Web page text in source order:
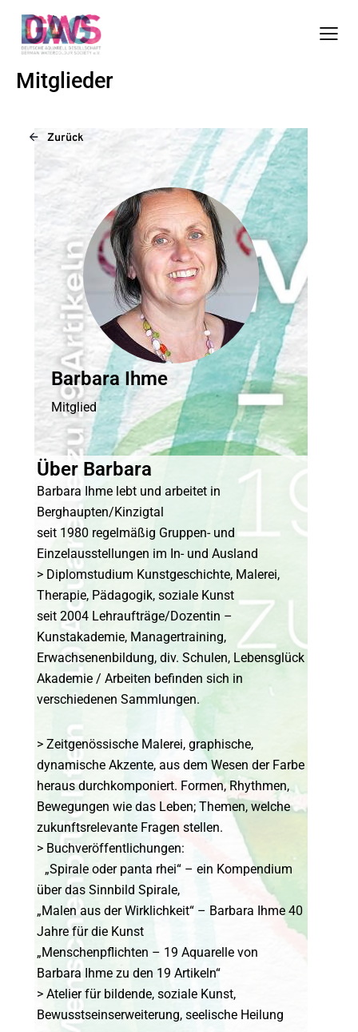
Mitglieder
Zurück
Barbara Ihme
Mitglied
Über Barbara
Barbara Ihme lebt und arbeitet in
Berghaupten/Kinzigtal
seit 1980 regelmäßig Gruppen- und
Einzelausstellungen im In- und Ausland
> Diplomstudium Kunstgeschichte, Malerei,
Therapie, Pädagogik, soziale Kunst
seit 2004 Lehraufträge/Dozentin –
Kunstakademie, Managertraining,
Erwachsenenbildung, div. Schulen, Lebensglück
Akademie / Arbeiten befinden sich in
verschiedenen Sammlungen.
> Zeitgenössische Malerei, graphische,
dynamische Akzente, aus dem Wesen der Farbe
heraus durchkomponiert. Formen, Rhythmen,
Bewegungen wie das Leben; Themen, welche
zukunftsrelevante Fragen stellen.
> Buchveröffentlichungen:
„Spirale oder panta rhei“ – ein Kompendium
über das Sinnbild Spirale,
„Malen aus der Wirklichkeit“ – Barbara Ihme 40
Jahre für die Kunst
„Menschenpflichten – 19 Aquarelle von
Barbara Ihme zu den 19 Artikeln“
> Atelier für bildende, soziale Kunst,
Bewusstseinserweiterung, seelische Heilung